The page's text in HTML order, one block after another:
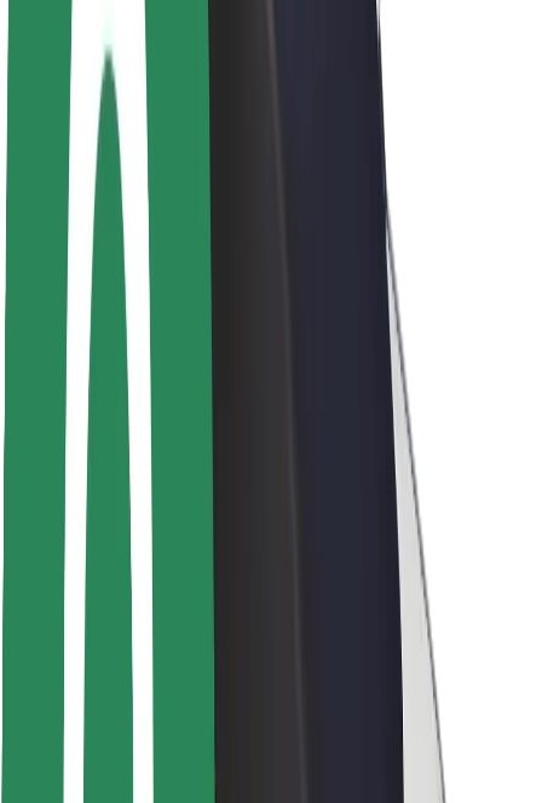
მედია
ურბანული ფონდი
უსაფრთხოება
მგზავრების უსაფრთხოება
მძღოლების უსაფრთხოება
სკუტერის უსაფრთხოება
უსაფრთხოება
ქალაქები
ლოკაციები
ქალაქი უკეთესობისკენ
Bolt-ის დასატენი სადგური
მძღოლებისთვის
კურიერებისთვის